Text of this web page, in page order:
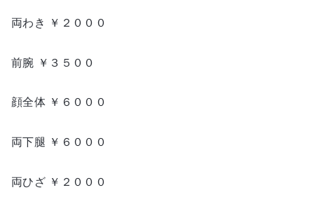
両わき ￥２０００
前腕 ￥３５００
顔全体 ￥６０００
両下腿 ￥６０００
両ひざ ￥２０００